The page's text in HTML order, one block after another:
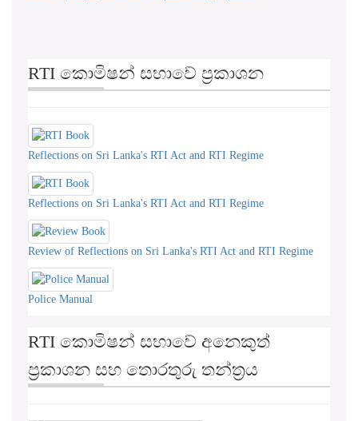
RTI කොමිෂන් සභාවේ ප්‍රකාශන
Reflections on Sri Lanka's RTI Act and RTI Regime
Reflections on Sri Lanka's RTI Act and RTI Regime
Review of Reflections on Sri Lanka's RTI Act and RTI Regime
Police Manual
RTI කොමිෂන් සභාවේ අනෙකුත්
ප්‍රකාශන සහ තොරතුරු තන්ත්‍රය